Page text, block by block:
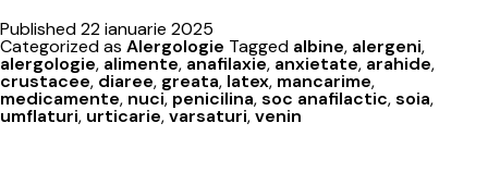
Published22 ianuarie 2025
Categorized as Alergologie Tagged albine, alergeni,
alergologie, alimente, anafilaxie, anxietate, arahide,
crustacee, diaree, greata, latex, mancarime,
medicamente, nuci,penicilina,soc anafilactic,soia,
umflaturi, urticarie,varsaturi,venin